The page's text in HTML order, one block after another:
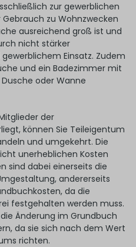
zur gewerblichen
zu Wohnzwecken
ausreichend groß ist und
nicht stärker
Einsatz. Zudem
und ein Badezimmer mit
oder Wanne
der
können Sie Teileigentum
und umgekehrt. Die
unerheblichen Kosten
sind dabei einerseits die
andererseits
da die
festgehalten werden muss.
Änderung im Grundbuch
da sie sich nach dem Wert
richten.